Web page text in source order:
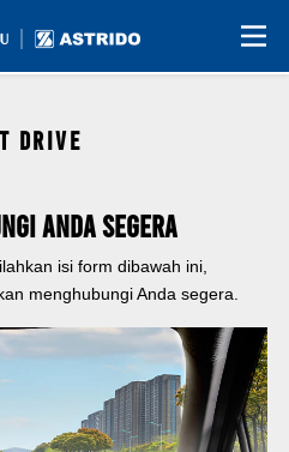
DRIVE
Anda Segera
isi form dibawah ini,
menghubungi Anda segera.